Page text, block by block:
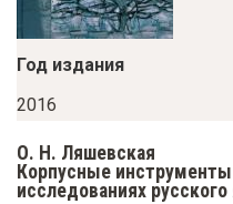
Год издания
2016
О. Н. Ляшевская
Корпусные
исследованиях